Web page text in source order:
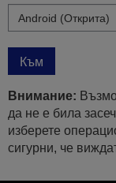
Към
Внимание:
да не е била
изберете
сигурни, че